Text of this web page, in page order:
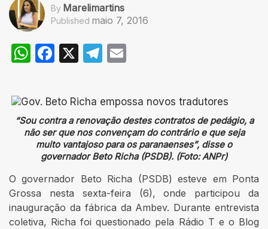
By Marelimartins
Published maio 7, 2016
WhatsApp
Facebook
X Telegram
“Sou contra a renovação destes contratos de pedágio, a
não ser que nos convençam do contrário e que seja
muito vantajoso para os paranaenses”, disse o
governador Beto Richa (PSDB). (Foto: ANPr)
O governador Beto Richa (PSDB) esteve em Ponta
Grossa nesta sexta-feira (6), onde participou da
inauguração da fábrica da Ambev. Durante entrevista
coletiva, Richa foi questionado pela Rádio T e o Blog